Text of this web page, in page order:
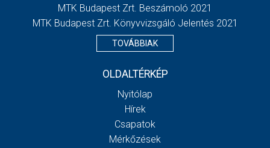
MTK Budapest Zrt. Beszámoló 2021
MTK Budapest Zrt. Könyvvizsgáló Jelentés 2021
TOVÁBBIAK
OLDALTÉRKÉP
Nyitólap
Hírek
Csapatok
Mérkőzések